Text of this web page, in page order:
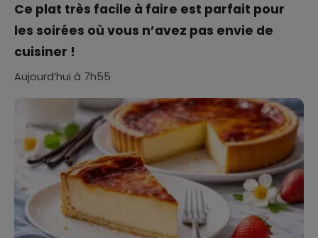
Ce plat très facile à faire est parfait pour
les soirées où vous n’avez pas envie de
cuisiner !
Aujourd’hui à 7h55